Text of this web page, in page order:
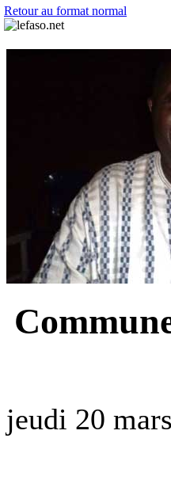
Retour au format normal
jeudi 20